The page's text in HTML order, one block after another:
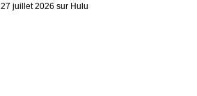
27 juillet 2026 sur Hulu